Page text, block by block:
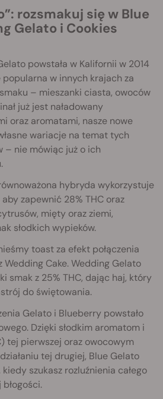
rozsmakuj się w Blue
Gelato i Cookies
powstała w Kalifornii w 2014
popularna w innych krajach za
– mieszanki ciasta, owoców
już jest naładowany
oraz aromatami, nasze nowe
wariacje na temat tych
– nie mówiąc już o ich
hybryda wykorzystuje
zapewnić 28% THC oraz
mięty oraz ziemi,
słodkich wypieków.
toast za efekt połączenia
Wedding Cake. Wedding Gelato
smak z 25% THC, dając haj, który
do świętowania.
Gelato i Blueberry powstało
Dzięki słodkim aromatom i
tej pierwszej oraz owocowym
tej drugiej, Blue Gelato
szukasz rozluźnienia całego